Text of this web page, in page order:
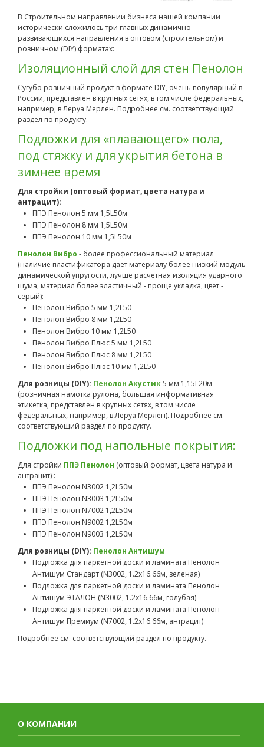
В Строительном направлении бизнеса нашей компании
исторически сложилось три главных динамично
развивающихся направления в оптовом (строительном) и
розничном (DIY) форматах:
Изоляционный слой для стен Пенолон
Сугубо розничный продукт в формате DIY, очень популярный в
России, представлен в крупных сетях, в том числе федеральных,
например, в Леруа Мерлен. Подробнее см. соответствующий
раздел по продукту.
Подложки для «плавающего» пола,
под стяжку и для укрытия бетона в
зимнее время
Для стройки (оптовый формат, цвета натура и
антрацит):
ППЭ Пенолон 5 мм 1,5L50м
ППЭ Пенолон 8 мм 1,5L50м
ППЭ Пенолон 10 мм 1,5L50м
Пенолон Вибро - более профессиональный материал
(наличие пластификатора дает материалу более низкий модуль
динамической упругости, лучше расчетная изоляция ударного
шума, материал более эластичный - проще укладка, цвет -
серый):
Пенолон Вибро 5 мм 1,2L50
Пенолон Вибро 8 мм 1,2L50
Пенолон Вибро 10 мм 1,2L50
Пенолон Вибро Плюс 5 мм 1,2L50
Пенолон Вибро Плюс 8 мм 1,2L50
Пенолон Вибро Плюс 10 мм 1,2L50
Для розницы (DIY): Пенолон Акустик5 мм 1,15L20м
(розничная намотка рулона, большая информативная
этикетка, представлен в крупных сетях, в том числе
федеральных, например, в Леруа Мерлен). Подробнее см.
соответствующий раздел по продукту.
Подложки под напольные покрытия:
Для стройки ППЭ Пенолон (оптовый формат, цвета натура и
антрацит) :
ППЭ Пенолон N3002 1,2L50м
ППЭ Пенолон N3003 1,2L50м
ППЭ Пенолон N7002 1,2L50м
ППЭ Пенолон N9002 1,2L50м
ППЭ Пенолон N9003 1,2L50м
Для розницы (DIY): Пенолон Антишум
Подложка для паркетной доски и ламината Пенолон
Антишум Стандарт (N3002, 1.2х16.66м, зеленая)
Подложка для паркетной доски и ламината Пенолон
Антишум ЭТАЛОН (N3002, 1.2х16.66м, голубая)
Подложка для паркетной доски и ламината Пенолон
Антишум Премиум (N7002, 1.2х16.66м, антрацит)
Подробнее см. соответствующий раздел по продукту.
О КОМПАНИИ